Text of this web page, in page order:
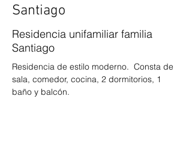
Santiago
Residencia unifamiliar familia
Santiago
Residencia de estilo moderno.  Consta de
sala, comedor, cocina, 2 dormitorios, 1
baño y balcón.